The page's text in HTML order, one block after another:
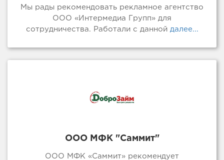
Мы рады рекомендовать рекламное агентство
ООО «Интермедиа Групп» для
сотрудничества. Работали с даннойдалее...
ООО МФК "Саммит"
ООО МФК «Саммит» рекомендует